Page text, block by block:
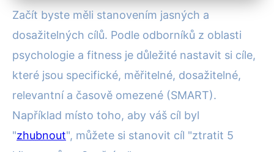
Začít byste měli stanovením jasných a
dosažitelných cílů. Podle odborníků z oblasti
psychologie a fitness je důležité nastavit si cíle,
které jsou specifické, měřitelné, dosažitelné,
relevantní a časově omezené (SMART).
Například místo toho, aby váš cíl byl
"zhubnout", můžete si stanovit cíl "ztratit 5